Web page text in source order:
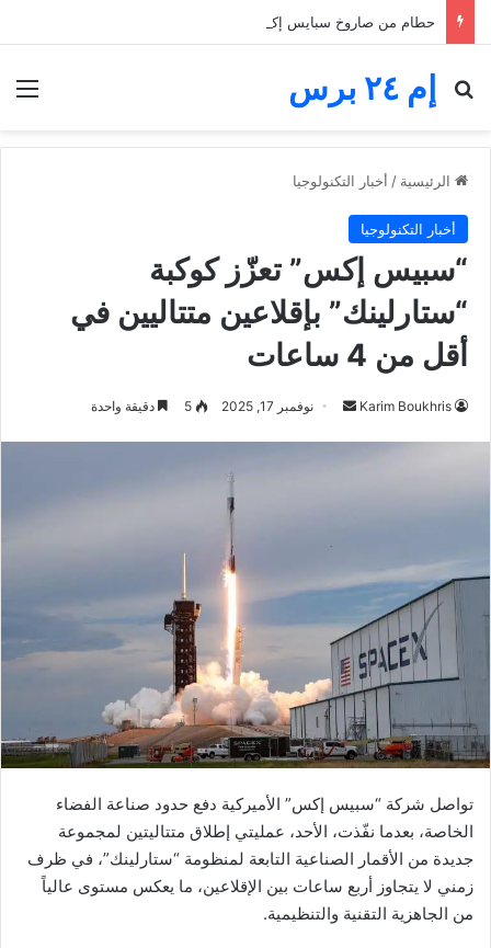
إم ٢٤ برس
بحث عن
الرئيسية / أخبار التكنولوجيا
أخبار التكنولوجيا
“سبيس إكس” تعزّز كوكبة
“ستارلينك” بإقلاعين متتاليين في
أقل من 4 ساعات
Karim Boukhris
أرسل نوفمبر 17, 2025 5 دقيقة واحدة
تواصل شركة “سبيس إكس” الأميركية دفع حدود صناعة الفضاء
الخاصة، بعدما نفّذت، الأحد، عمليتي إطلاق متتاليتين لمجموعة
جديدة من الأقمار الصناعية التابعة لمنظومة “ستارلينك”، في ظرف
زمني لا يتجاوز أربع ساعات بين الإقلاعين، ما يعكس مستوى عالياً
من الجاهزية التقنية والتنظيمية.